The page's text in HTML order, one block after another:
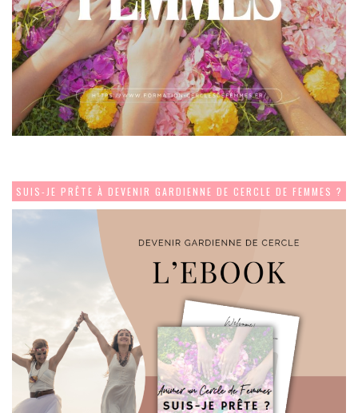
SUIS-JE PRÊTE À DEVENIR GARDIENNE DE CERCLE DE FEMMES ?